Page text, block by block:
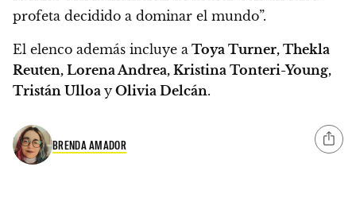
profeta decidido a dominar el mundo”.
El elenco además incluye a Toya Turner, Thekla
Reuten, Lorena Andrea, Kristina Tonteri-Young,
Tristán Ulloa y Olivia Delcán.
BRENDA AMADOR